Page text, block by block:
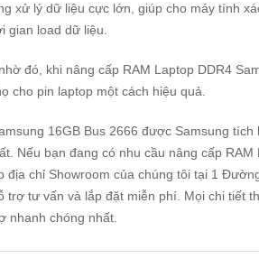
xử lý dữ liệu cực lớn, giúp cho máy tính
gian load dữ liệu.
đó, khi nâng cấp RAM Laptop DDR4
cho pin laptop một cách hiệu quả.
16GB Bus 2666 được Samsung
Nếu bạn đang có nhu cầu nâng cấp RAM
chỉ Showroom của chúng tôi tại 1
tư vấn và lắp đặt miễn phí. Mọi chi tiết
nhanh chóng nhất.